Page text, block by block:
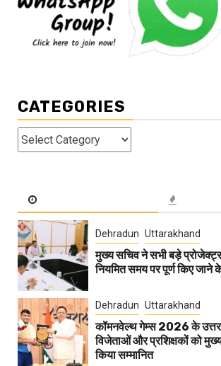
CATEGORIES
Categories
Dehradun Uttarakhand
मुख्य सचिव ने सभी बड़े प्रोजेक्ट्स
नियमित समय पर पूर्ण किए जाने के
Dehradun Uttarakhand
कॉमनवेल्थ गेम्स 2026 के
विजेताओं और प्रशिक्षकों को
किया सम्मानित